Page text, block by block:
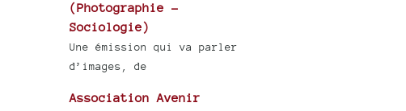
(Photographie -
Sociologie)
Une émission qui va parler
d’images, de
Association Avenir